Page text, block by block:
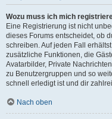
Wozu muss ich mich
Eine Registrierung ist nicht
dieses Forums entscheidet, ob
schreiben. Auf jeden Fall
zusätzliche Funktionen, die
Avatarbilder, Private
zu Benutzergruppen und so
schnell erledigt ist und dir
Nach oben